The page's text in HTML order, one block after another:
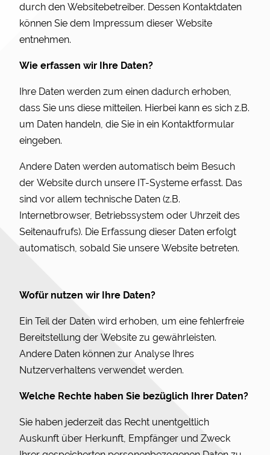
durch den Websitebetreiber. Dessen Kontaktdaten
können Sie dem Impressum dieser Website
entnehmen.
Wie erfassen wir Ihre Daten?
Ihre Daten werden zum einen dadurch erhoben,
dass Sie uns diese mitteilen. Hierbei kann es sich z.B.
um Daten handeln, die Sie in ein Kontaktformular
eingeben.
Andere Daten werden automatisch beim Besuch
der Website durch unsere IT-Systeme erfasst. Das
sind vor allem technische Daten (z.B.
Internetbrowser, Betriebssystem oder Uhrzeit des
Seitenaufrufs). Die Erfassung dieser Daten erfolgt
automatisch, sobald Sie unsere Website betreten.
Wofür nutzen wir Ihre Daten?
Ein Teil der Daten wird erhoben, um eine fehlerfreie
Bereitstellung der Website zu gewährleisten.
Andere Daten können zur Analyse Ihres
Nutzerverhaltens verwendet werden.
Welche Rechte haben Sie bezüglich Ihrer Daten?
Sie haben jederzeit das Recht unentgeltlich
Auskunft über Herkunft, Empfänger und Zweck